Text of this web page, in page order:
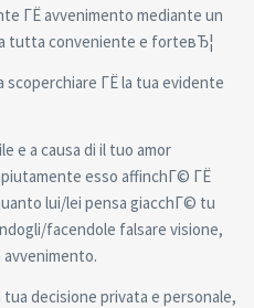
ГЁ avvenimento mediante un
tutta conveniente e forteвЂ¦
scoperchiare ГЁ la tua evidente
e a causa di il tuo amor
esso affinchГ© ГЁ
lui/lei pensa giacchГ© tu
facendole falsare visione,
decisione privata e personale,